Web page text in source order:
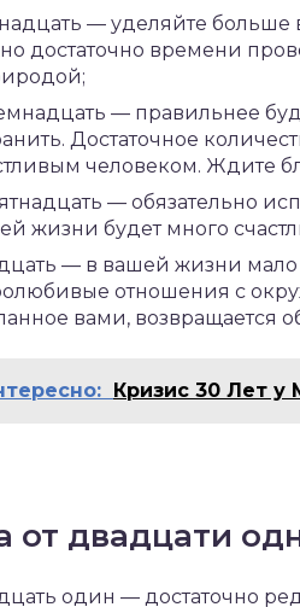
— уделяйте
достаточно времени
— правильнее
Достаточное
человеком. Ждите
— обязательно
жизни будет много
— в вашей жизни мало
отношения с
вами, возвращается
Кризис 30 Лет у
от двадцати
один — достаточно